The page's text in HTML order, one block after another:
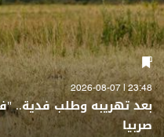
23:48 | 2026-08-07
بعد تهريبه وطلب فدية..
صربيا